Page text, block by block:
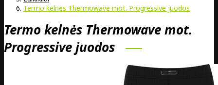
Termo kelnės Thermowave mot. Progressive juodos
Termo kelnės Thermowave mot.
Progressive juodos